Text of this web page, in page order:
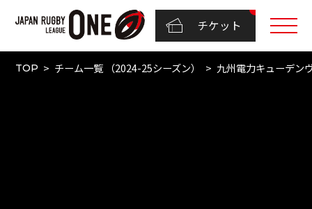
チケット
TOP チーム一覧 （2024-25シーズン） 九州電力キューデン